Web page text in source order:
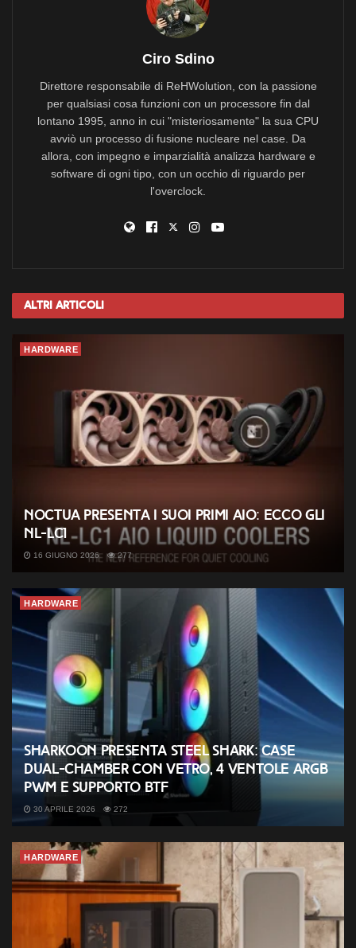
Ciro Sdino
Direttore responsabile di ReHWolution, con la passione
per qualsiasi cosa funzioni con un processore fin dal
lontano 1995, anno in cui "misteriosamente" la sua CPU
avviò un processo di fusione nucleare nel case. Da
allora, con impegno e imparzialità analizza hardware e
software di ogni tipo, con un occhio di riguardo per
l'overclock.
Altri Articoli
HARDWARE
Noctua presenta i suoi primi AIO: ecco gli
NL-LC1
16 GIUGNO 2026 277
HARDWARE
Sharkoon presenta Steel Shark: case
dual-chamber con vetro, 4 ventole ARGB
PWM e supporto BTF
30 APRILE 2026 272
HARDWARE